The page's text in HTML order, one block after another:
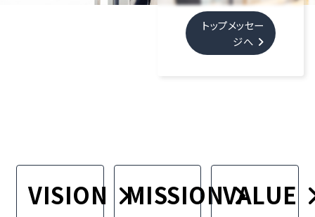
トップメッセー
ジへ
VISION MISSIONVALUE